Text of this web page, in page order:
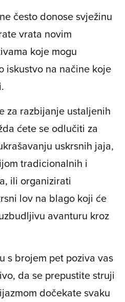
često donose svježinu
vrata novim
koje mogu
iskustvo na načine koje
za razbijanje ustaljenih
ćete se odlučiti za
uskrsnih jaja,
tradicionalnih i
ili organizirati
lov na blago koji će
avanturu kroz
s brojem pet poziva vas
da se prepustite struji
dočekate svaku